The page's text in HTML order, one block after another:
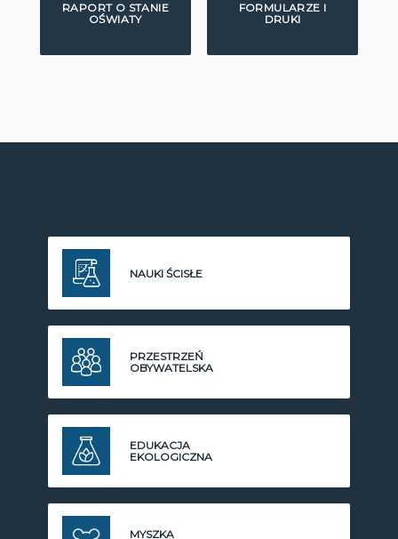
RAPORT O STANIE
OŚWIATY
FORMULARZE I
DRUKI
NAUKI ŚCISŁE
PRZESTRZEŃ
OBYWATELSKA
EDUKACJA
EKOLOGICZNA
MYSZKA